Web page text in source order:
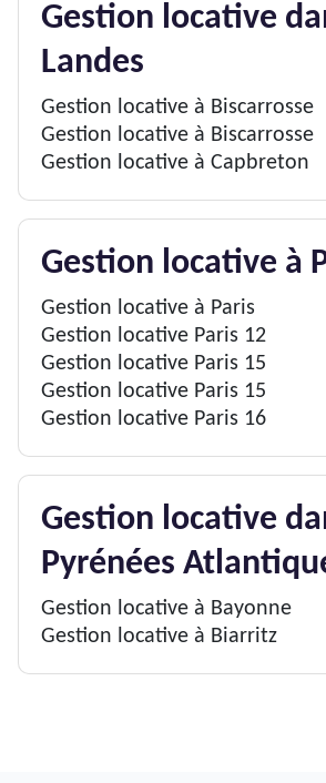
Gestion locative
Landes
Gestion locative à Biscarrosse
Gestion locative à Biscarrosse
Gestion locative à Capbreton
Gestion locative à
Gestion locative à Paris
Gestion locative Paris 12
Gestion locative Paris 15
Gestion locative Paris 15
Gestion locative Paris 16
Gestion locative
Pyrénées
Gestion locative à Bayonne
Gestion locative à Biarritz